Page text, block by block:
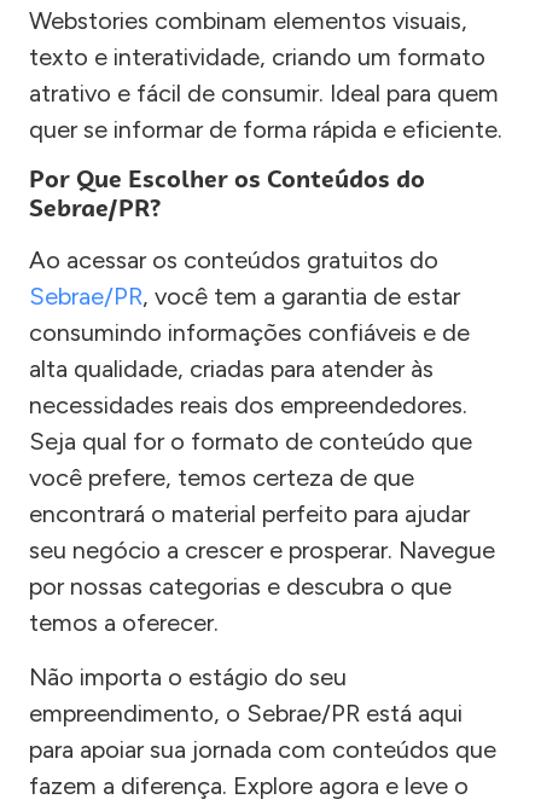
Webstories combinam elementos visuais,
texto e interatividade, criando um formato
atrativo e fácil de consumir. Ideal para quem
quer se informar de forma rápida e eficiente.
Por Que Escolher os Conteúdos do
Sebrae/PR?
Ao acessar os conteúdos gratuitos do
Sebrae/PR, você tem a garantia de estar
consumindo informações confiáveis e de
alta qualidade, criadas para atender às
necessidades reais dos empreendedores.
Seja qual for o formato de conteúdo que
você prefere, temos certeza de que
encontrará o material perfeito para ajudar
seu negócio a crescer e prosperar. Navegue
por nossas categorias e descubra o que
temos a oferecer.
Não importa o estágio do seu
empreendimento, o Sebrae/PR está aqui
para apoiar sua jornada com conteúdos que
fazem a diferença. Explore agora e leve o